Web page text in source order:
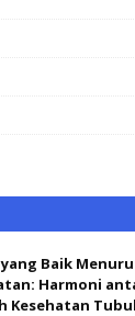
Baik
Harmoni
Kesehatan